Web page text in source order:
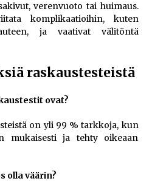
verenvuoto tai huimaus.
komplikaatioihin, kuten
ja vaativat välitöntä
raskaustesteistä
ovat?
on yli 99 % tarkkoja, kun
mukaisesti ja tehty oikeaan
olla väärin?